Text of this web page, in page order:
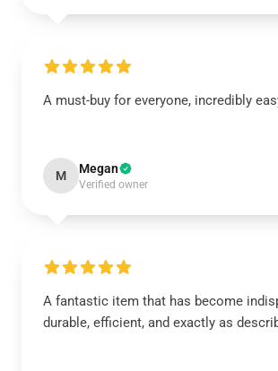
A must-buy for everyone, incredibly
M Megan
Verified owner
A fantastic item that has become
durable, efficient, and exactly as